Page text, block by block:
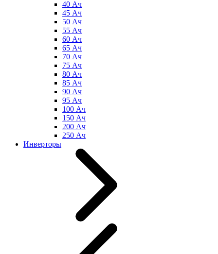
40 Ач
45 Ач
50 Ач
55 Ач
60 Ач
65 Ач
70 Ач
75 Ач
80 Ач
85 Ач
90 Ач
95 Ач
100 Ач
150 Ач
200 Ач
250 Ач
Инверторы